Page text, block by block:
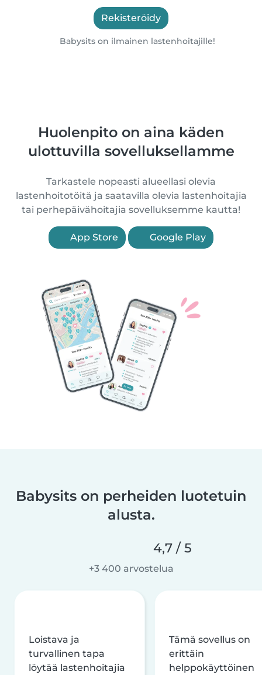
Rekisteröidy
Babysits on ilmainen lastenhoitajille!
Huolenpito on aina käden
ulottuvilla sovelluksellamme
Tarkastele nopeasti alueellasi olevia
lastenhoitotöitä ja saatavilla olevia lastenhoitajia
tai perhepäivähoitajia sovelluksemme kautta!
App Store Google Play
Babysits on perheiden luotetuin
alusta.
4,7 / 5
+3 400 arvostelua
Loistava ja
turvallinen tapa
löytää lastenhoitajia
Tämä sovellus on
erittäin
helppokäyttöinen